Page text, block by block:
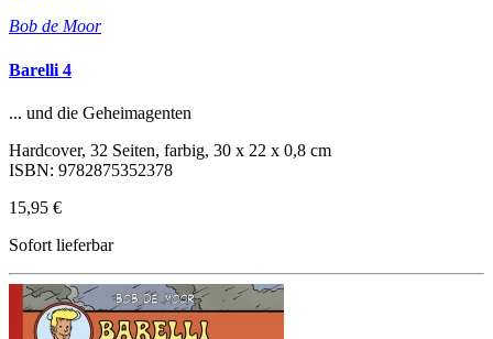
Bob de Moor
Barelli 4
... und die Geheimagenten
Hardcover, 32 Seiten, farbig, 30 x 22 x 0,8 cm
ISBN: 9782875352378
15,95 €
Sofort lieferbar